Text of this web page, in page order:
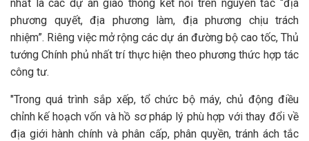
nhất là các dự án giao thông kết nối trên nguyên tắc “địa
phương quyết, địa phương làm, địa phương chịu trách
nhiệm”. Riêng việc mở rộng các dự án đường bộ cao tốc, Thủ
tướng Chính phủ nhất trí thực hiện theo phương thức hợp tác
công tư.
"Trong quá trình sắp xếp, tổ chức bộ máy, chủ động điều
chỉnh kế hoạch vốn và hồ sơ pháp lý phù hợp với thay đổi về
địa giới hành chính và phân cấp, phân quyền, tránh ách tắc